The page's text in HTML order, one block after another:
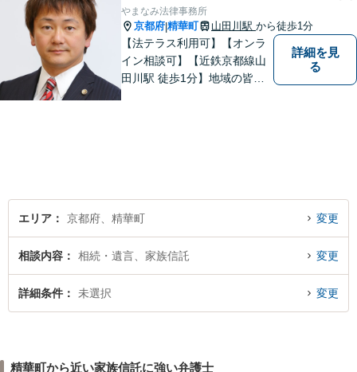
やまなみ法律事務所
京都府|精華町 山田川駅 から徒歩1分
【法テラス利用可】【オンラ
イン相談可】【近鉄京都線山
田川駅 徒歩1分】地域の皆様
詳細を見
る
エリア 京都府、精華町 変更
相談内容 相続・遺言、家族信託 変更
詳細条件 未選択 変更
精華町から近い家族信託に強い弁護士